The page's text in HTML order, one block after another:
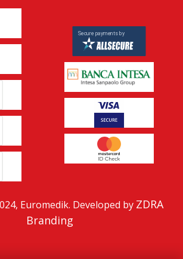
Euromedik. Developed by ZDRA
Branding